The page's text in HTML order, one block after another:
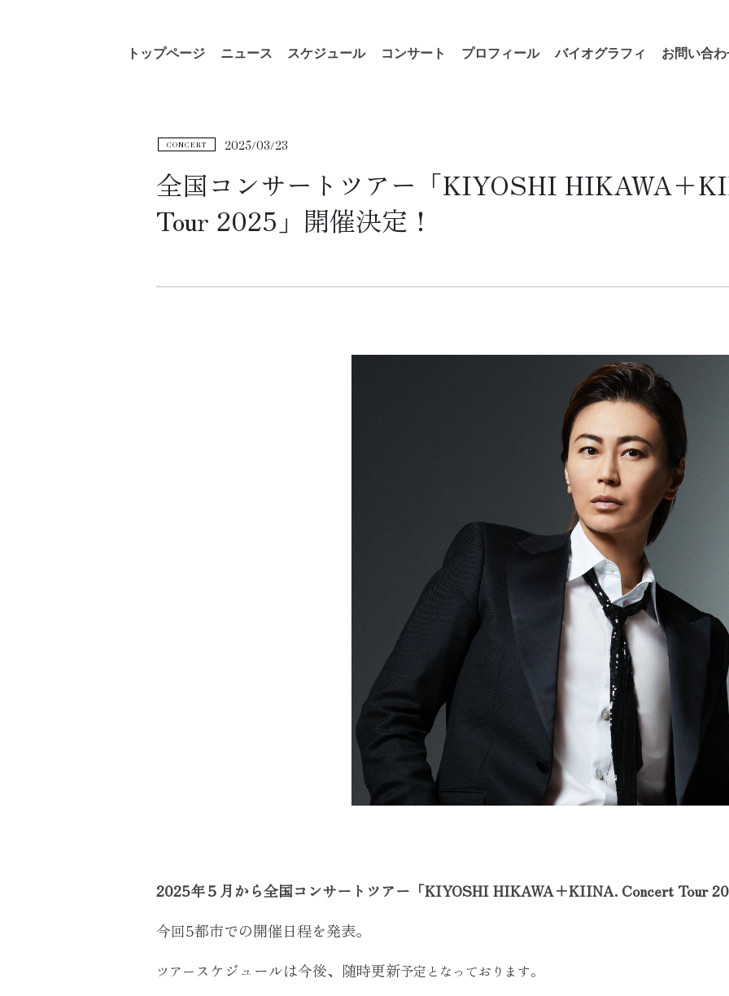
トップページ ニュース スケジュール コンサート プロフィール バイオグラフィ お問い合
CONCERT 2025/03/23
全国コンサートツアー「KIYOSHI HIKAWA＋
Tour 2025」開催決定！
2025年５月から全国コンサートツアー「KIYOSHI HIKAWA＋KIINA. Concert Tour
今回5都市での開催日程を発表。
ツアー スケジュールは今後、随時更新予定となっております。